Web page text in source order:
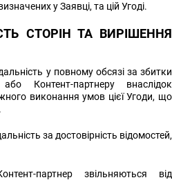
у Заявці, та цій Угоді.
СТОРІН ТА ВИРІШЕННЯ
у повному обсязі за збитки
Контент-партнеру внаслідок
виконання умов цієї Угоди, що
за достовірність відомостей,
партнер звільняються від